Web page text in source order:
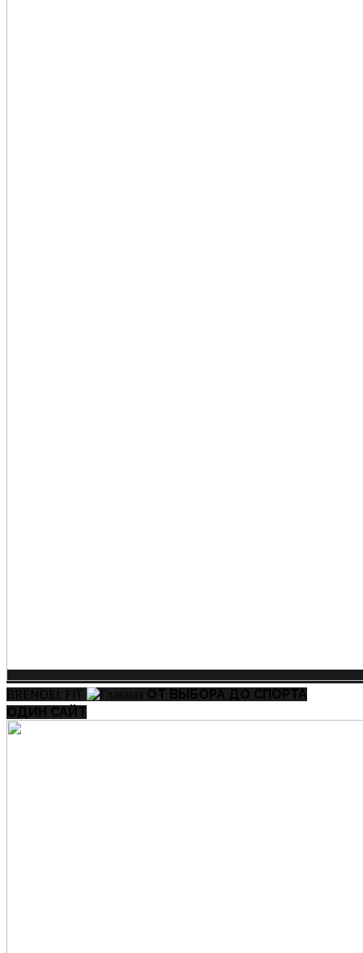
BRENDEL FIT
ОТ ВЫБОРА ДО СПОРТА
ОДИН САЙТ